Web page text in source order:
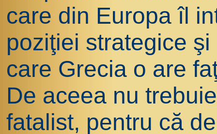
care din Europa îl
poziţiei strategice
care Grecia o are
De aceea nu
fatalist, pentru că